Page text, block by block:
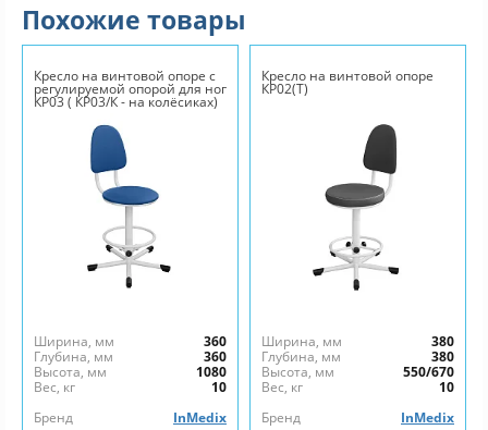
Похожие товары
Кресло на винтовой опоре с
регулируемой опорой для ног
КР03 ( КР03/К - на колёсиках)
Ширина, мм
360
Глубина, мм
360
Высота, мм
1080
Вес, кг
10
Бренд
InMedix
Кресло на винтовой опоре
КР02(Т)
Ширина, мм
380
Глубина, мм
380
Высота, мм
550/670
Вес, кг
10
Бренд
InMedix